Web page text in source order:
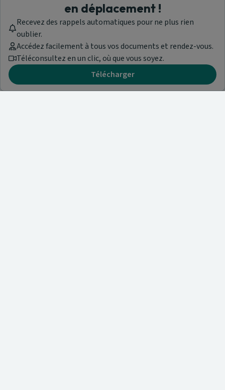
en déplacement !
Recevez des rappels automatiques pour ne plus rien
oublier.
Accédez facilement à tous vos documents et rendez-vous.
Téléconsultez en un clic, où que vous soyez.
Télécharger